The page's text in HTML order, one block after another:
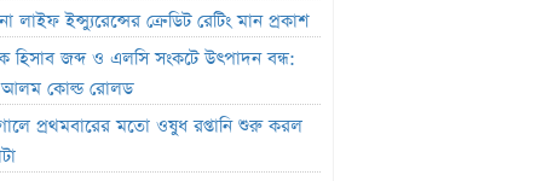
শেয়ারহোল্ডারদের ২ হাজার ৮৫৫ কোটি
দিয়েছে রবি
টাকার বীমা দাবি পরিশোধে অক্ষম,
নিয়েও শঙ্কা নিরীক্ষকের
তদন্তে এনআরবিসি ব্যাংক সিকিউরিটিজ
লাইফ ইন্স্যুরেন্সের ক্রেডিট রেটিং মান প্রকাশ
হিসাব জব্দ ও এলসি সংকটে উৎপাদন বন্ধ:
কোল্ড রোলড
প্রথমবারের মতো ওষুধ রপ্তানি শুরু করল